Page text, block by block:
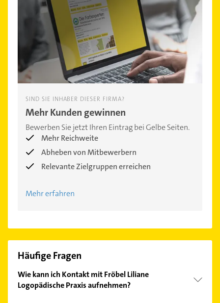
SIND SIE INHABER DIESER FIRMA?
Mehr Kunden gewinnen
Bewerben Sie jetzt Ihren Eintrag bei Gelbe Seiten.
Mehr Reichweite
Abheben von Mitbewerbern
Relevante Zielgruppen erreichen
Mehr erfahren
Häufige Fragen
Wie kann ich Kontakt mit Fröbel Liliane
Logopädische Praxis aufnehmen?